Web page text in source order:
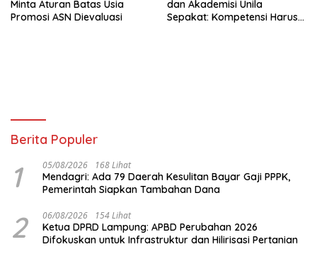
Minta Aturan Batas Usia
Promosi ASN Dievaluasi
dan Akademisi Unila
Sepakat: Kompetensi Harus
Berita Populer
1 05/08/2026 168 Lihat
Mendagri: Ada 79 Daerah Kesulitan Bayar Gaji PPPK,
Pemerintah Siapkan Tambahan Dana
2 06/08/2026 154 Lihat
Ketua DPRD Lampung: APBD Perubahan 2026
Difokuskan untuk Infrastruktur dan Hilirisasi Pertanian